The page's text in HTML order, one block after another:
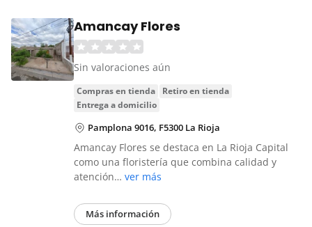
Amancay Flores
Sin valoraciones aún
compras en tienda
retiro en tienda
entrega a domicilio
Pamplona 9016, F5300 La Rioja
Amancay Flores se destaca en La Rioja Capital
como una floristería que combina calidad y
atención… ver más
Más información